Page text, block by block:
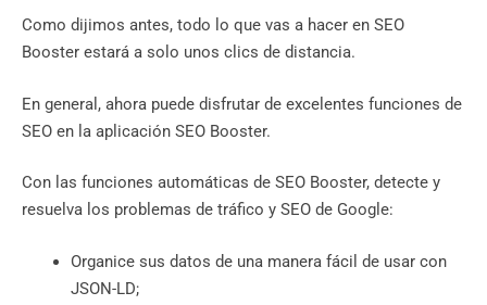
Como dijimos antes, todo lo que vas a hacer en SEO
Booster estará a solo unos clics de distancia.
En general, ahora puede disfrutar de excelentes funciones de
SEO en la aplicación SEO Booster.
Con las funciones automáticas de SEO Booster, detecte y
resuelva los problemas de tráfico y SEO de Google:
Organice sus datos de una manera fácil de usar con
JSON-LD;